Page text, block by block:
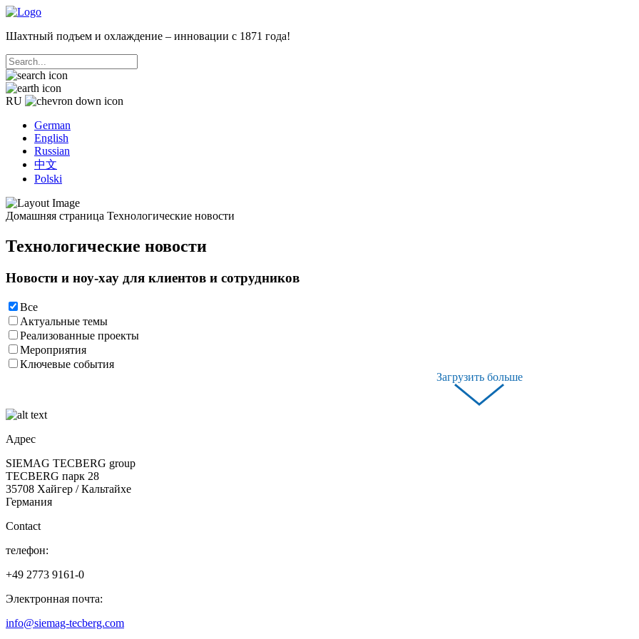
Шахтный подъем и охлаждение – инновации с 1871 года!
RU
German
English
Russian
中文
Polski
Домашняя страница Технологические новости
Технологические новости
Новости и ноу-хау для клиентов и сотрудников
Все
Актуальные темы
Реализованные проекты
Мероприятия
Ключевые события
Загрузить больше
Адрес
SIEMAG TECBERG group
TECBERG парк 28
35708 Хайгер / Кальтайхе
Германия
Contact
телефон:
+49 2773 9161-0
Электронная почта:
info@siemag-tecberg.com